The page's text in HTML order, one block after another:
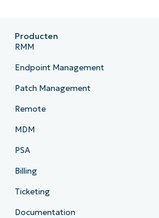
Producten
RMM
Endpoint Management
Patch Management
Remote
MDM
PSA
Billing
Ticketing
Documentation